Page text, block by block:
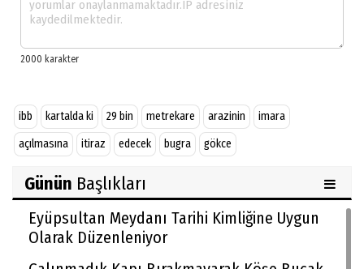
ibb kartalda ki 29 bin metrekare arazinin
imara
açılmasına
itiraz edecek bugra gökce
Günün Başlıkları
Eyüpsultan Meydanı Tarihi Kimliğine Uygun
Olarak Düzenleniyor